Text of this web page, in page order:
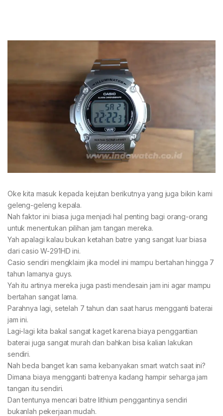
Oke kita masuk kepada kejutan berikutnya yang juga bikin kami
geleng-geleng kepala.
Nah faktor ini biasa juga menjadi hal penting bagi orang-orang
untuk menentukan pilihan jam tangan mereka.
Yah apalagi kalau bukan ketahan batre yang sangat luar biasa
dari casio W-291HD ini.
Casio sendiri mengklaim jika model ini mampu bertahan hingga 7
tahun lamanya guys.
Yah itu artinya mereka juga pasti mendesain jam ini agar mampu
bertahan sangat lama.
Parahnya lagi, setelah 7 tahun dan saat harus mengganti baterai
jam ini.
Lagi-lagi kita bakal sangat kaget karena biaya penggantian
baterai juga sangat murah dan bahkan bisa kalian lakukan
sendiri.
Nah beda banget kan sama kebanyakan smart watch saat ini?
Dimana biaya mengganti batrenya kadang hampir seharga jam
tangan itu sendiri.
Dan tentunya mencari batre lithium penggantinya sendiri
bukanlah pekerjaan mudah.